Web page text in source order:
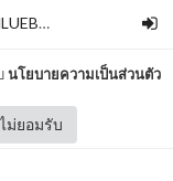
นโยบายความเป็นส่วนตัว
ไม่ยอมรับ
หมอ